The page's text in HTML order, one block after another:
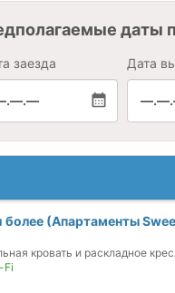
даты
заезда Дата
более (Апартаменты
кровать и раскладное
Fi